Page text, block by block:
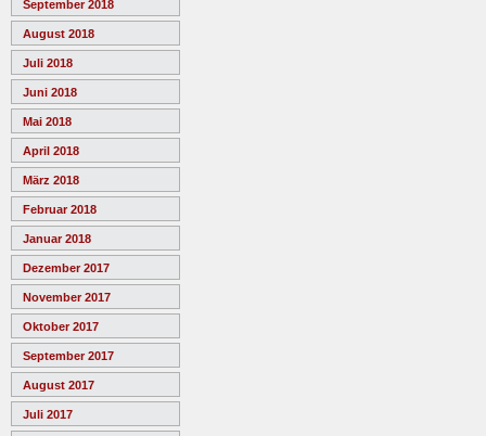
September 2018
August 2018
Juli 2018
Juni 2018
Mai 2018
April 2018
März 2018
Februar 2018
Januar 2018
Dezember 2017
November 2017
Oktober 2017
September 2017
August 2017
Juli 2017